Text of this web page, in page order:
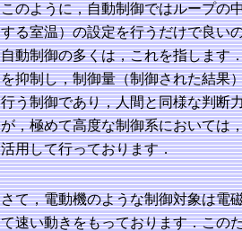
このように，自動制御ではループの
する室温）の設定を行うだけで良い
自動制御の多くは，これを指します
を抑制し，制御量（制御された結果
行う制御であり，人間と同様な判断
が，極めて高度な制御系においては
活用して行っております．
さて，電動機のような制御対象は電
て速い動きをもっております．この